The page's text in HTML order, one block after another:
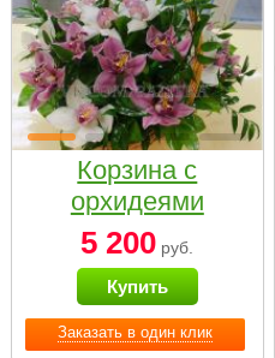
Заказать в один клик
Корзина с
орхидеями
малая
5 200 руб.
Купить